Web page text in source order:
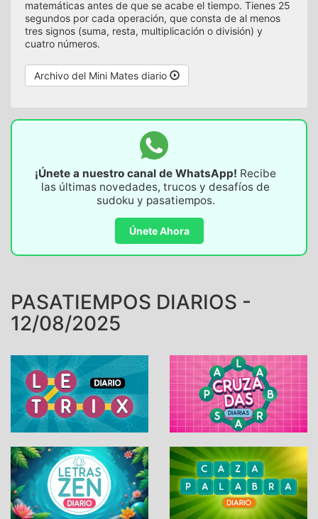
matemáticas antes de que se acabe el tiempo. Tienes 25
segundos por cada operación, que consta de al menos
tres signos (suma, resta, multiplicación o división) y
cuatro números.
Archivo del Mini Mates diario
¡Únete a nuestro canal de WhatsApp! Recibe
las últimas novedades, trucos y desafíos de
sudoku y pasatiempos.
Únete Ahora
PASATIEMPOS DIARIOS -
12/08/2025